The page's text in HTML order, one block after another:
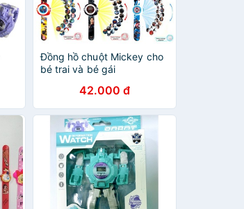
Đồng hồ chuột Mickey cho
bé trai và bé gái
42.000 đ